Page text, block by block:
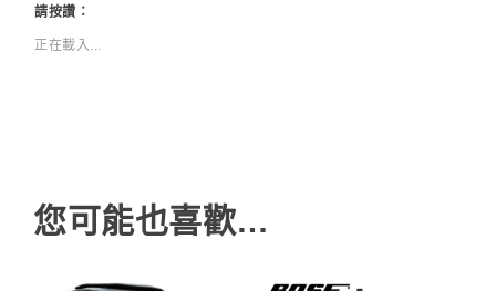
請按讚：
正在載入...
您可能也喜歡…